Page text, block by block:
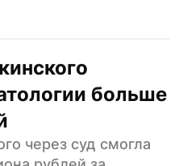
больше
через суд смогла